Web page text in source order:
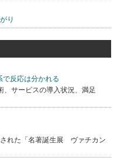
り
反応は分かれる
、サービスの導入状況、満足
れた「名著誕生展 ヴァチカン